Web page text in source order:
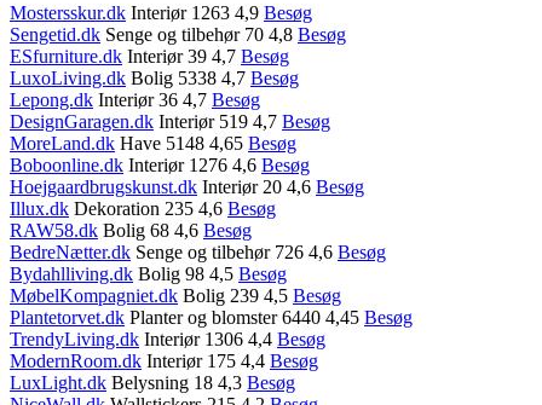
Mostersskur.dk Interiør 1263 4,9 Besøg
Sengetid.dk Senge og tilbehør 70 4,8 Besøg
ESfurniture.dk Interiør 39 4,7 Besøg
LuxoLiving.dk Bolig 5338 4,7 Besøg
Lepong.dk Interiør 36 4,7 Besøg
DesignGaragen.dk Interiør 519 4,7 Besøg
MoreLand.dk Have 5148 4,65 Besøg
Boboonline.dk Interiør 1276 4,6 Besøg
Hoejgaardbrugskunst.dk Interiør 20 4,6 Besøg
Illux.dk Dekoration 235 4,6 Besøg
RAW58.dk Bolig 68 4,6 Besøg
BedreNætter.dk Senge og tilbehør 726 4,6 Besøg
Bydahlliving.dk Bolig 98 4,5 Besøg
MøbelKompagniet.dk Bolig 239 4,5 Besøg
Plantetorvet.dk Planter og blomster 6440 4,45 Besøg
TrendyLiving.dk Interiør 1306 4,4 Besøg
ModernRoom.dk Interiør 175 4,4 Besøg
LuxLight.dk Belysning 18 4,3 Besøg